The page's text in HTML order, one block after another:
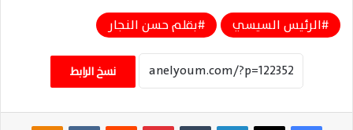
الرئيس السيسي بقلم حسن النجار
نسخ الرابط
فيسبوك ‫X لينكدإن بينتيريست ‏VKontakte